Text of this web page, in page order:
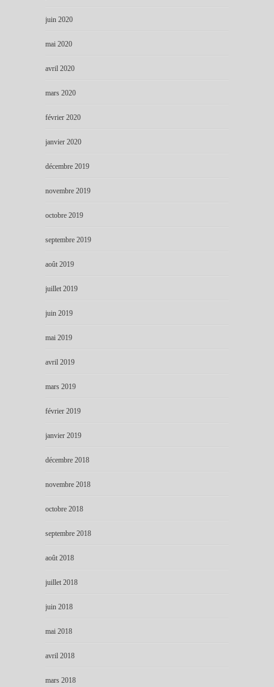
juin 2020
mai 2020
avril 2020
mars 2020
février 2020
janvier 2020
décembre 2019
novembre 2019
octobre 2019
septembre 2019
août 2019
juillet 2019
juin 2019
mai 2019
avril 2019
mars 2019
février 2019
janvier 2019
décembre 2018
novembre 2018
octobre 2018
septembre 2018
août 2018
juillet 2018
juin 2018
mai 2018
avril 2018
mars 2018